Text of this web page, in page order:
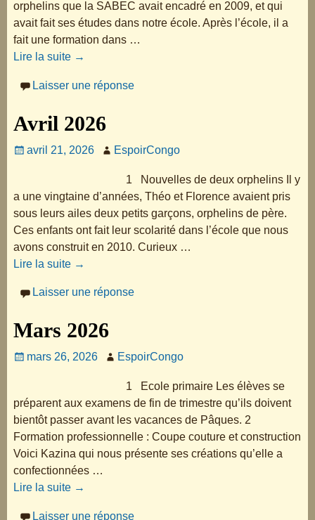
orphelins que la SABEC avait encadré en 2009, et qui
avait fait ses études dans notre école. Après l’école, il a
fait une formation dans …
Lire la suite →
Laisser une réponse
Avril 2026
avril 21, 2026 EspoirCongo
1 Nouvelles de deux orphelins Il y
a une vingtaine d’années, Théo et Florence avaient pris
sous leurs ailes deux petits garçons, orphelins de père.
Ces enfants ont fait leur scolarité dans l’école que nous
avons construit en 2010. Curieux …
Lire la suite →
Laisser une réponse
Mars 2026
mars 26, 2026 EspoirCongo
1 Ecole primaire Les élèves se
préparent aux examens de fin de trimestre qu’ils doivent
bientôt passer avant les vacances de Pâques. 2
Formation professionnelle : Coupe couture et construction
Voici Kazina qui nous présente ses créations qu’elle a
confectionnées …
Lire la suite →
Laisser une réponse